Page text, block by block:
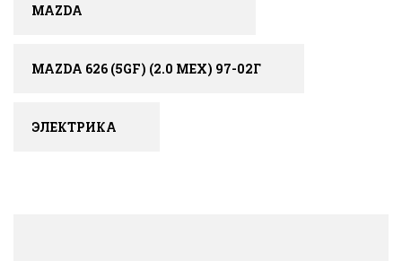
MAZDA
MAZDA 626 (5GF) (2.0 МЕХ) 97-02Г
ЭЛЕКТРИКА